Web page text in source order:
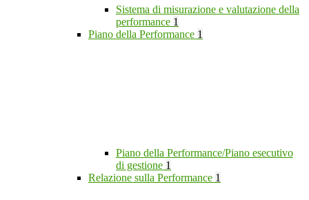
Sistema di misurazione e valutazione della
performance 1
Piano della Performance 1
Piano della Performance/Piano esecutivo
di gestione 1
Relazione sulla Performance 1